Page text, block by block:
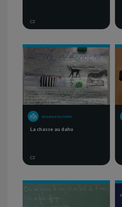
C3
SÉQUENCE D'ACTIVITÉS
La chasse au dahu
C3